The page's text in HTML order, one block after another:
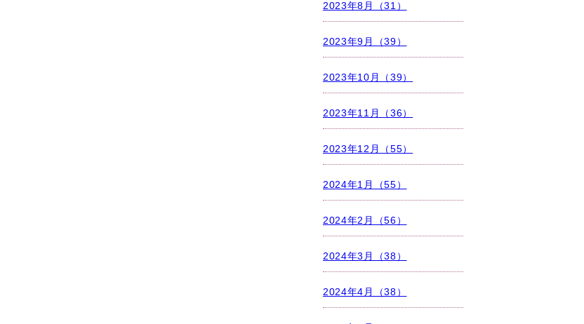
2023年8月（31）
2023年9月（39）
2023年10月（39）
2023年11月（36）
2023年12月（55）
2024年1月（55）
2024年2月（56）
2024年3月（38）
2024年4月（38）